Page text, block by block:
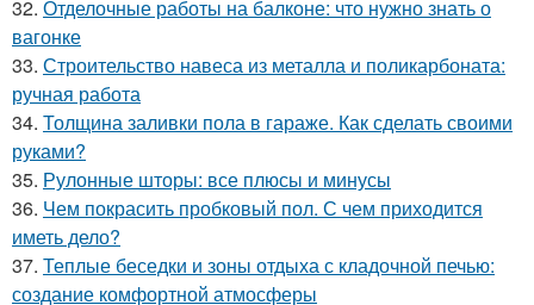
32. Отделочные работы на балконе: что нужно знать о
вагонке
33. Строительство навеса из металла и поликарбоната:
ручная работа
34. Толщина заливки пола в гараже. Как сделать своими
руками?
35. Рулонные шторы: все плюсы и минусы
36. Чем покрасить пробковый пол. С чем приходится
иметь дело?
37. Теплые беседки и зоны отдыха с кладочной печью:
создание комфортной атмосферы